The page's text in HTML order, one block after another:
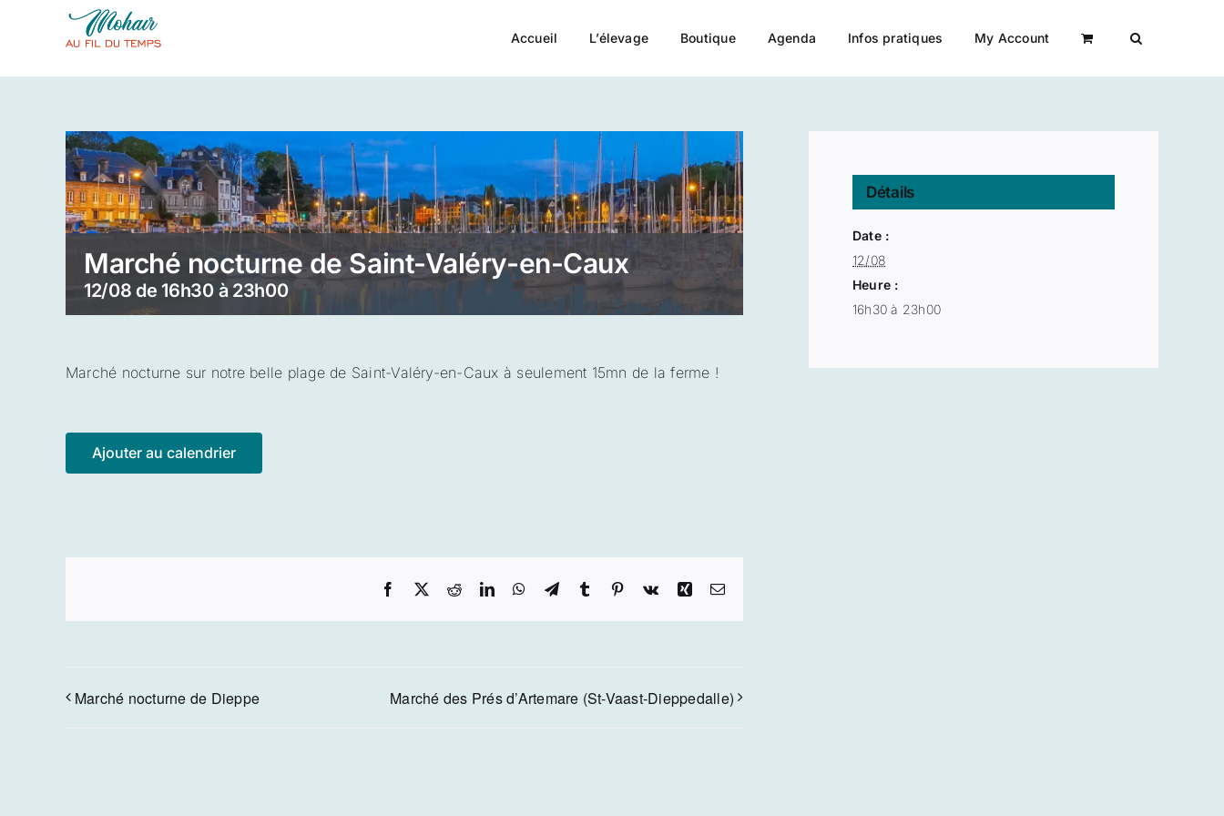
Accueil L’élevage Boutique Agenda Infos pratiques My Account
Marché nocturne de Saint-Valéry-en-Caux
12/08 de 16h30à 23h00
Marché nocturne sur notre belle plage de Saint-Valéry-en-Caux à seulement 15mn de la ferme !
Ajouter au calendrier
Facebook
X RedditLinkedInWhatsApp
TelegramTumblr Pinterest
Vk Xing Email
Marché nocturne de Dieppe Marché des Prés d’Artemare (St-Vaast-Dieppedalle)
Détails
Date :
12/08
Heure :
16h30 à 23h00